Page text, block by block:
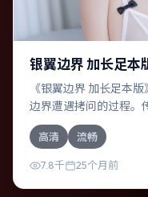
银翼边界 加长足本
《银翼边界 加长足本
边界遭遇拷问的过程。
凡、周冬雨的对手戏尤
蓄张力，本片亦在日本
高清 流畅
7.8千 25个月前